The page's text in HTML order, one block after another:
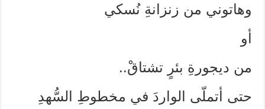
وهاتوني من زنزانةِ نُسكي
أو
من ديجورةِ بئرٍ تشتاقْ..
حتى أتملّى الواردَ في مخطوطِ السُّهدِ